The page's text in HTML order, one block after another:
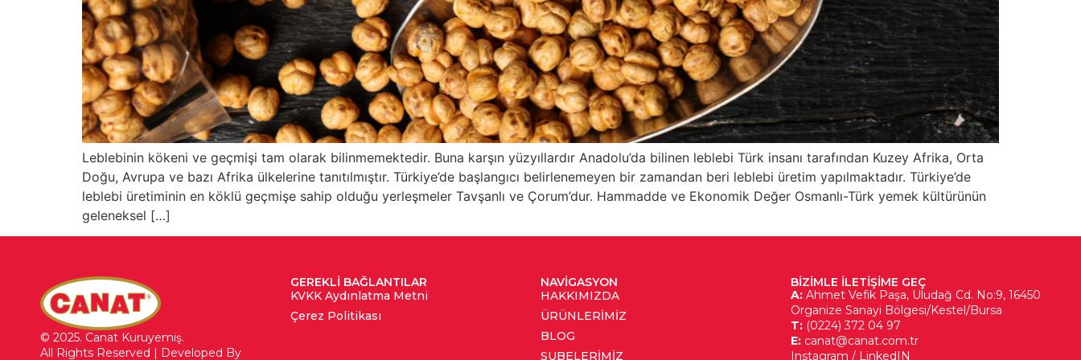
Leblebinin kökeni ve geçmişi tam olarak bilinmemektedir. Buna karşın yüzyıllardır Anadolu’da bilinen leblebi Türk insanı tarafından Kuzey Afrika, Orta
Doğu, Avrupa ve bazı Afrika ülkelerine tanıtılmıştır. Türkiye’de başlangıcı belirlenemeyen bir zamandan beri leblebi üretim yapılmaktadır. Türkiye’de
leblebi üretiminin en köklü geçmişe sahip olduğu yerleşmeler Tavşanlı ve Çorum’dur. Hammadde ve Ekonomik Değer Osmanlı-Türk yemek kültürünün
geleneksel […]
© 2025. Canat Kuruyemiş.
All Rights Reserved | Developed By
GEREKLI BAĞLANTILAR
KVKK Aydınlatma Metni
Çerez Politikası
NAVIGASYON
HAKKIMIZDA
ÜRÜNLERIMIZ
BLOG
ŞUBELERIMIZ
BIZIMLE ILETIŞIME GEÇ
A: Ahmet Vefik Paşa, Uludağ Cd. No:9, 16450
Organize Sanayi Bölgesi/Kestel/Bursa
T: (0224) 372 04 97
E: canat@canat.com.tr
Instagram / LinkedIN